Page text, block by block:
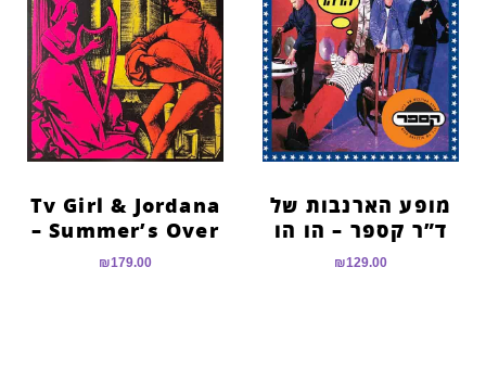
מופע הארנבות של
ד”ר קספר – הו הו
₪129.00
Tv Girl & Jordana
– Summer’s Over
₪179.00